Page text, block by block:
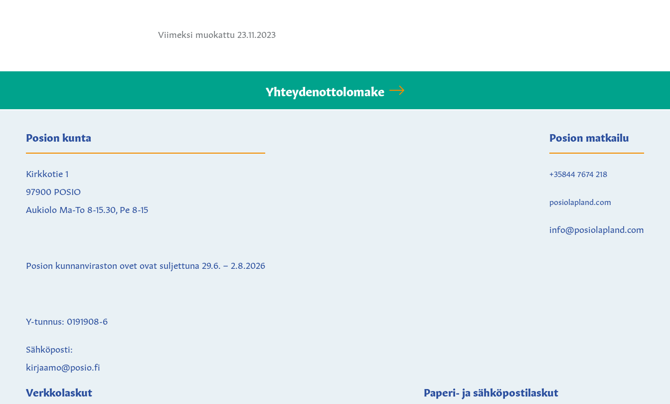
Viimeksi muokattu 23.11.2023
Yhteydenottolomake
Posion kunta
Kirkkotie 1
97900 POSIO
Aukiolo Ma-To 8-15.30, Pe 8-15
Posion kunnanviraston ovet ovat suljettuna 29.6. – 2.8.2026
Y-tunnus: 0191908-6
Sähköposti:
kirjaamo@posio.fi
Posion matkailu
+35844 7674 218
posiolapland.com
info@posiolapland.com
Verkkolaskut Paperi- ja sähköpostilaskut